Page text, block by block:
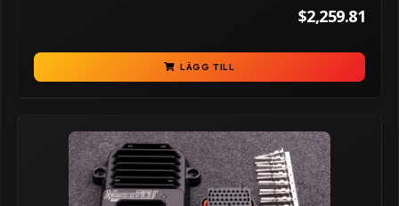
$2,259.81
LÄGG TILL